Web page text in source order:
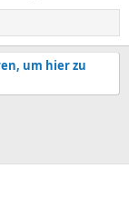
um hier zu